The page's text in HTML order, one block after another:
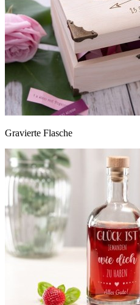
Gravierte Flasche